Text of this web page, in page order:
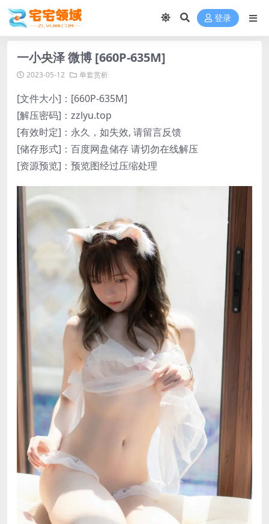
登录
一小央泽 微博 [660P-635M]
2023-05-12 单套赏析
[文件大小]：[660P-635M]
[解压密码]：zzlyu.top
[有效时定]：永久，如失效, 请留言反馈
[储存形式]：百度网盘储存 请切勿在线解压
[资源预览]：预览图经过压缩处理